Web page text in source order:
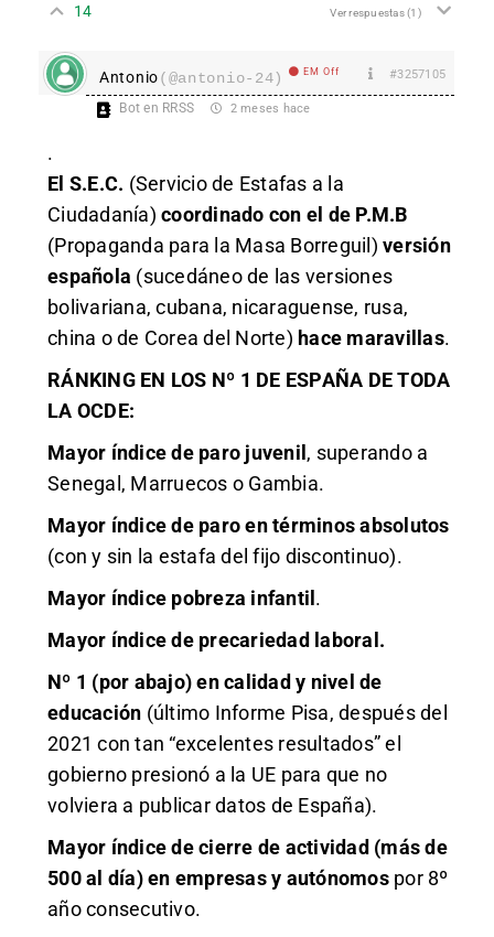
14 Ver respuestas(1)
Antonio(@antonio-24) EM Off #3257105
Bot en RRSS 2 meses hace
.
El S.E.C. (Servicio de Estafas a la
Ciudadanía) coordinado con el de P.M.B
(Propaganda para la Masa Borreguil) versión
española (sucedáneo de las versiones
bolivariana, cubana, nicaraguense, rusa,
china o de Corea del Norte) hace maravillas.
RÁNKING EN LOS Nº 1 DE ESPAÑA DE TODA
LA OCDE:
Mayor índice de paro juvenil, superando a
Senegal, Marruecos o Gambia.
Mayor índice de paro en términos absolutos
(con y sin la estafa del fijo discontinuo).
Mayor índice pobreza infantil.
Mayor índice de precariedad laboral.
Nº 1 (por abajo) en calidad y nivel de
educación (último Informe Pisa, después del
2021 con tan “excelentes resultados” el
gobierno presionó a la UE para que no
volviera a publicar datos de España).
Mayor índice de cierre de actividad (más de
500 al día) en empresas y autónomospor 8º
año consecutivo.